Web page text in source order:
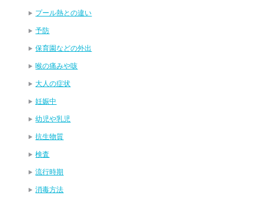
プール熱との違い
予防
保育園などの外出
喉の痛みや咳
大人の症状
妊娠中
幼児や乳児
抗生物質
検査
流行時期
消毒方法